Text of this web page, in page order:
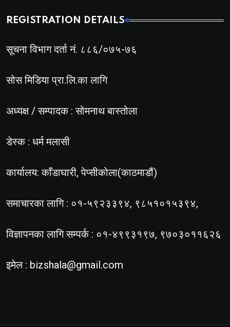
REGISTRATION DETAILS
सूचना विभाग दर्ता नं. ८८६/०७५-७६
सोस मिडिया प्रा.लि.का लागि
अध्यक्ष / सम्पादक : सोमनाथ बास्तोला
डेस्क : धर्म मलासी
कार्यालय: काँडाघारी, पेप्सीकोला(काठमाडौं)
समाचारका लागि : ०१-५९२३३९४, ९८५१०१५३९४,
विज्ञापनका लागि सम्पर्क : ०१-४९९३१९७, ९७०३०११६२६
इमेल : bizshala@gmail.com